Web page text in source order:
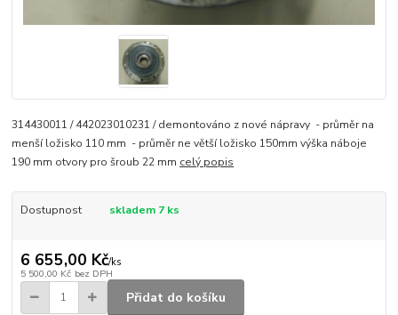
314430011 / 442023010231 / demontováno z nové nápravy - průměr na
menší ložisko 110 mm - průměr ne větší ložisko 150mm výška náboje
190 mm otvory pro šroub 22 mm celý popis
Dostupnost skladem 7 ks
6 655,00 Kč/ks
5 500,00 Kč bez DPH
Přidat do košíku